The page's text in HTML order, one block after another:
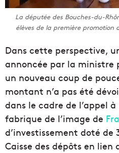
La députée des Bouches-du-
élèves de la première promotion
Dans cette perspective,
annoncée par la ministre
un nouveau coup de
montant n’a pas été
dans le cadre de l’appel
fabrique de l’image de
d’investissement doté de
Caisse des dépôts en